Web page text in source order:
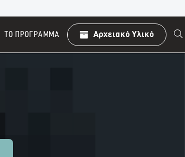
TO ΠΡΌΓΡΑΜΜΑ Αρχειακό Υλικό